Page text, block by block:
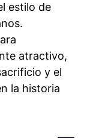
estilo de
atractivo,
y el
la historia